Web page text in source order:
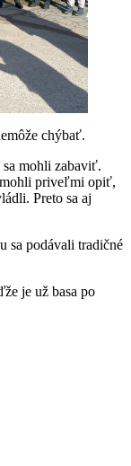
chýbať.
mohli zabaviť.
priveľmi opiť,
Preto sa aj
sa podávali tradičné
je už basa po